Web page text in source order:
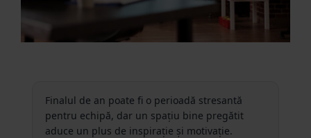
Finalul de an poate fi o perioadă stresantă
pentru echipă, dar un spațiu bine pregătit
aduce un plus de inspirație și motivație.